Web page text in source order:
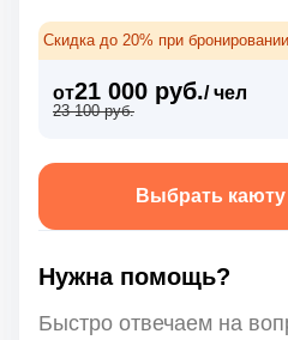
Скидка до 20% при
от21 000 руб./ чел
23 100 руб.
Выбрать каюту
Нужна помощь?
Быстро отвечаем на